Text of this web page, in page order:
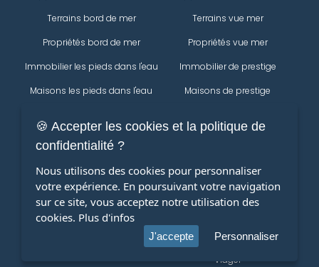
Terrains bord de mer
Propriétés bord de mer
Terrains vue mer
Propriétés vue mer
Immobilier les pieds dans l'eau
Maisons les pieds dans l'eau
l'eau
Propriétés les pieds dans l'eau
Immobilier de prestige
Maisons de prestige
Maisons
terrains
Viager
🍪 Accepter les cookies et la politique de
confidentialité ?
Nous utilisons des cookies pour personnaliser
votre expérience. En poursuivant votre navigation
sur ce site, vous acceptez notre utilisation des
cookies. Plus d'infos
J'accepte Personnaliser